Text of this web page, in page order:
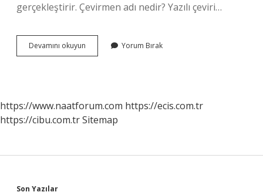
gerçekleştirir. Çevirmen adı nedir? Yazılı çeviri…
Devamını okuyun Tercümanın
Anlamı
Yorum Bırak
https://www.naatforum.com https://ecis.com.tr
https://cibu.com.trSitemap
Son Yazılar